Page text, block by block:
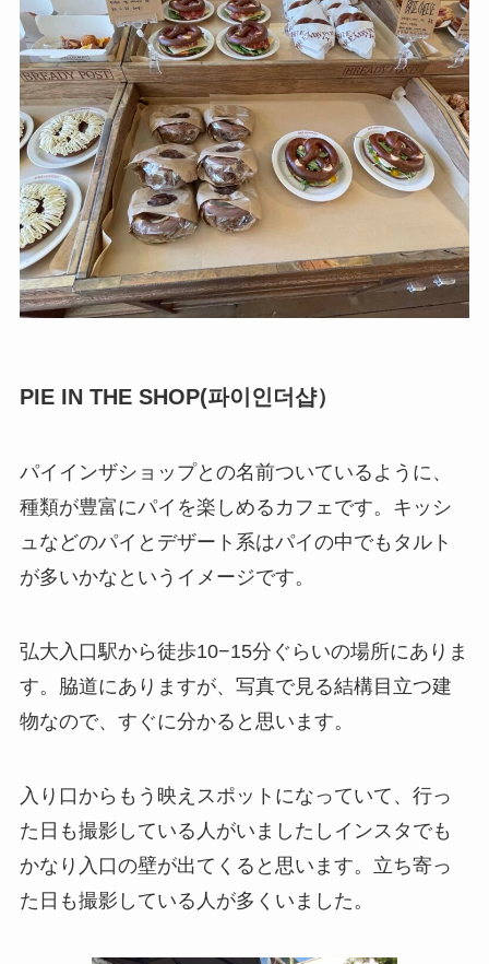
PIE IN THE SHOP(파이인더샵）
パイインザショップとの名前ついているように、
種類が豊富にパイを楽しめるカフェです。キッシ
ュなどのパイとデザート系はパイの中でもタルト
が多いかなというイメージです。
弘大入口駅から徒歩10−15分ぐらいの場所にありま
す。脇道にありますが、写真で見る結構目立つ建
物なので、すぐに分かると思います。
入り口からもう映えスポットになっていて、行っ
た日も撮影している人がいましたしインスタでも
かなり入口の壁が出てくると思います。立ち寄っ
た日も撮影している人が多くいました。